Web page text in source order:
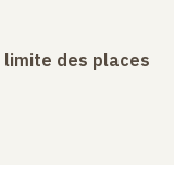
limite des places